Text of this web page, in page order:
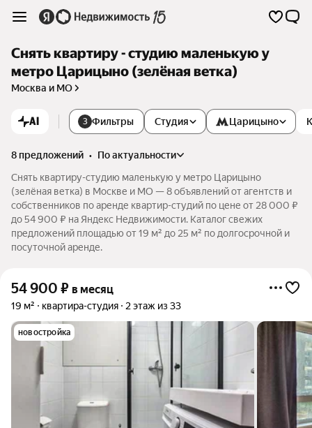
Снять квартиру - студию маленькую у
метро Царицыно (зелёная ветка)
Москва и МО
AI 3 Фильтры Студия Царицыно
8 предложений •
по актуальности
Снять квартиру-студию маленькую у метро Царицыно
(зелёная ветка) в Москве и МО — 8 объявлений от агентств и
собственников по аренде квартир-студий по цене от 28 000 ₽
до 54 900 ₽ на Яндекс Недвижимости. Каталог свежих
предложений площадью от 19 м² до 25 м² по долгосрочной и
посуточной аренде.
54 900 ₽ в месяц
19 м² квартира-студия 2 этаж из 33
новостройка